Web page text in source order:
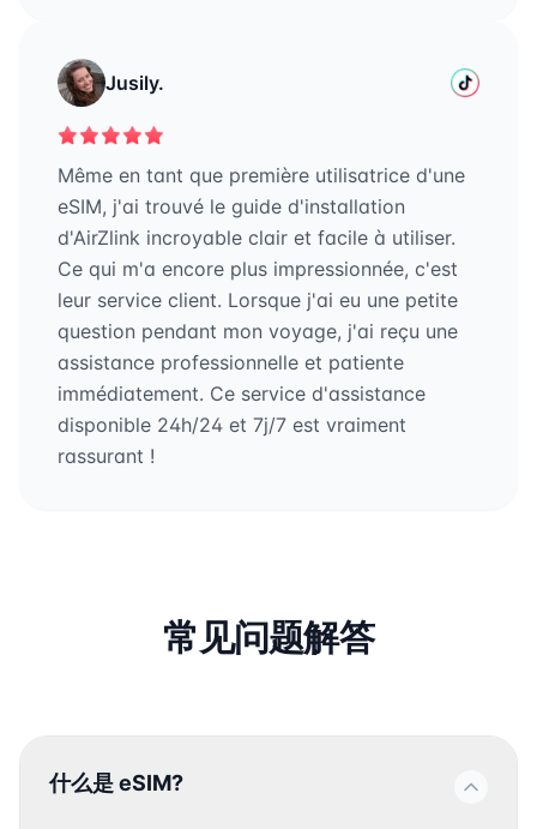
Jusily.
Même en tant que première utilisatrice d'une
eSIM, j'ai trouvé le guide d'installation
d'AirZlink incroyable clair et facile à utiliser.
Ce qui m'a encore plus impressionnée, c'est
leur service client. Lorsque j'ai eu une petite
question pendant mon voyage, j'ai reçu une
assistance professionnelle et patiente
immédiatement. Ce service d'assistance
disponible 24h/24 et 7j/7 est vraiment
rassurant !
常见问题解答
什么是 eSIM?